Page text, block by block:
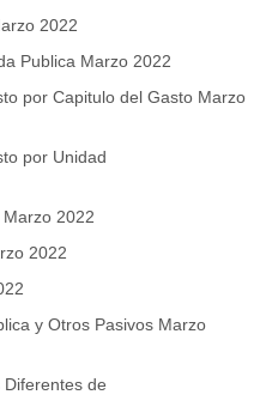
2022
Publica Marzo 2022
por Capitulo del Gasto Marzo
por Unidad
2022
2022
y Otros Pasivos Marzo
de